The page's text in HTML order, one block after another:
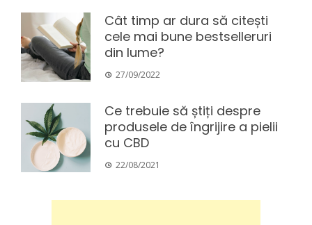
Cât timp ar dura să citești
cele mai bune bestselleruri
din lume?
27/09/2022
Ce trebuie să știți despre
produsele de îngrijire a pielii
cu CBD
22/08/2021